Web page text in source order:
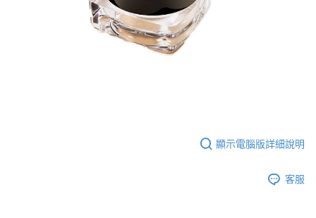
顯示電腦版詳細說明
客服